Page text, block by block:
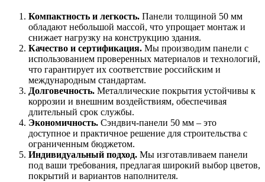
Компактность и легкость. Панели толщиной 50 мм
обладают небольшой массой, что упрощает монтаж и
снижает нагрузку на конструкцию здания.
Качество и сертификация. Мы производим панели с
использованием проверенных материалов и технологий,
что гарантирует их соответствие российским и
международным стандартам.
Долговечность. Металлические покрытия устойчивы к
коррозии и внешним воздействиям, обеспечивая
длительный срок службы.
Экономичность. Сэндвич-панели 50 мм – это
доступное и практичное решение для строительства с
ограниченным бюджетом.
Индивидуальный подход. Мы изготавливаем панели
под ваши требования, предлагая широкий выбор цветов,
покрытий и вариантов наполнителя.